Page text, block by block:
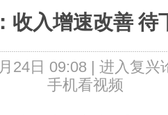
收入增速改善 待
24日 09:08 | 进入复兴
手机看视频